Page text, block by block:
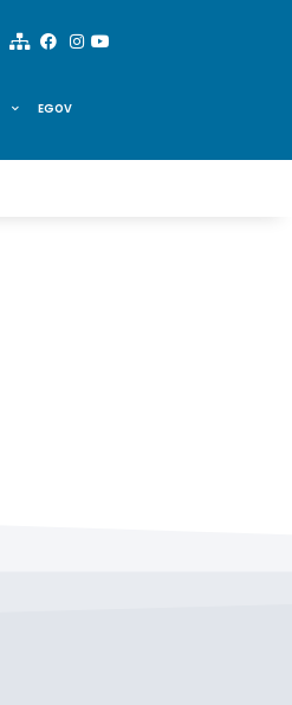
EGOV